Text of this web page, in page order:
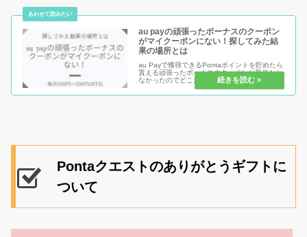
au payの頑張ったボーナスのクーポン
がマイクーポンにない！探してみた結
果の場所とは
au Payで獲得できるPontaポイントを貯めたら
貰える頑張ったボーナスのクーポンが見当たら
なかったのでどこだろうと探してみた結果見つ
ける事が出来ました。100円～200円OFFと非
常にオトクなので、ぜひゲット出来る人は狙っ
Pontaクエストのありがとうギフトに
ついて